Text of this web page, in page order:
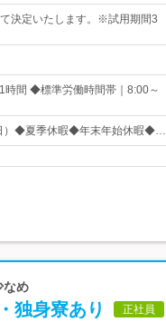
決定いたします。※試用期間3
時間 ◆標準労働時間帯｜8:00～
）◆夏季休暇◆年末年始休暇◆…
なめ
独身寮あり 正社員